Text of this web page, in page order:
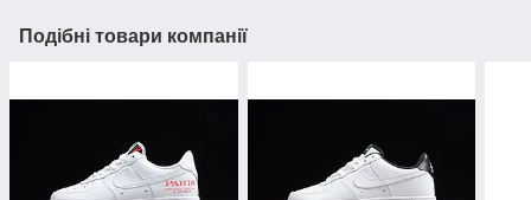
Подібні товари компанії